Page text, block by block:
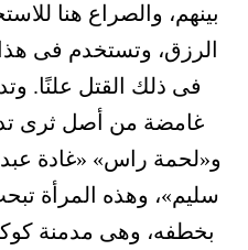
بينهم، والصراع هنا
الرزق، وتستخدم فى
فى ذلك القتل علنًا.
غامضة من أصل ثرى
و«لحمة راس» «غادة
سليم»، وهذه المرأة
بخطفه، وهى مدمنة